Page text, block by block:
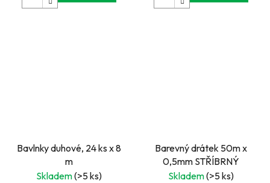
Bavlnky duhové, 24 ks x 8
m
Skladem(>5 ks)
Barevný drátek 50m x
0,5mm STŘÍBRNÝ
Skladem(>5 ks)